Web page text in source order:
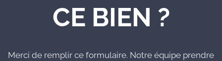
CE BIEN ?
Merci de remplir ce formulaire. Notre équipe prendre